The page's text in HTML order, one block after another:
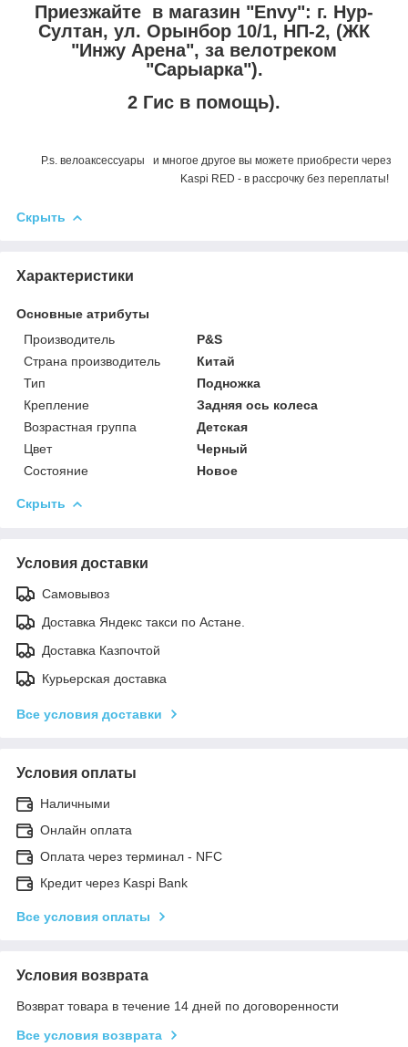
Приезжайте в магазин "Envy": г. Нур-
Султан, ул. Орынбор 10/1, НП-2, (ЖК
"Инжу Арена", за велотреком
"Сарыарка").
2 Гис в помощь).
P.s. велоаксессуары и многое другое вы можете приобрести через
Kaspi RED - в рассрочку без переплаты!
Скрыть
Характеристики
Основные атрибуты
Производитель
P&S
Страна производитель
Китай
Тип
Подножка
Крепление
Задняя ось колеса
Возрастная группа
Детская
Цвет
Черный
Состояние
Новое
Скрыть
Условия доставки
Самовывоз
Доставка Яндекс такси по Астане.
Доставка Казпочтой
Курьерская доставка
Все условия доставки
Условия оплаты
Наличными
Онлайн оплата
Оплата через терминал - NFC
Кредит через Kaspi Bank
Все условия оплаты
Условия возврата
Возврат товара в течение 14 дней по договоренности
Все условия возврата